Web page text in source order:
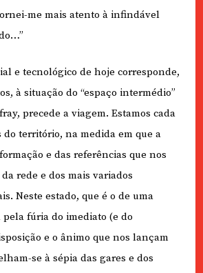
me mais atento à infindável
e tecnológico de hoje corresponde,
à situação do “espaço intermédio”
precede a viagem. Estamos cada
do território, na medida em que a
e das referências que nos
rede e dos mais variados
Neste estado, que é o de uma
fúria do imediato (e do
e o ânimo que nos lançam
se à sépia das gares e dos